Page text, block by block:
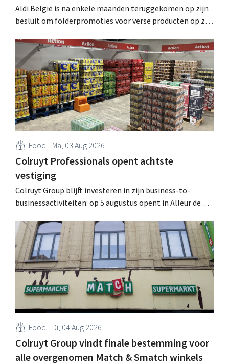
Aldi België is na enkele maanden teruggekomen op zijn
besluit om folderpromoties voor verse producten op zijn
werking treden: "Onze klanten willen goed
geïnformeerd worden." .
Food Ma, 03 Aug 2026
Colruyt Professionals opent achtste
vestiging
Colruyt Group blijft investeren in zijn business-to-
businessactiviteiten: op 5 augustus opent in Alleur de
winkelformule die zich uitsluitend richt op professionele
klanten. .
Food Di, 04 Aug 2026
Colruyt Group vindt finale bestemming voor
alle overgenomen Match & Smatch winkels